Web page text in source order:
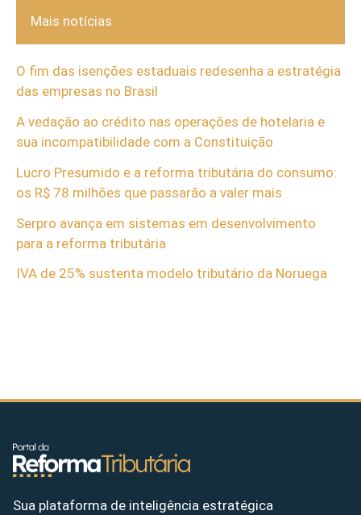
Mais notícias
O fim das isenções estaduais redesenha a estratégia
das empresas no Brasil
A vedação ao crédito nas operações de hotelaria e
sua incompatibilidade com a Constituição
Lucro Presumido e a reforma tributária do consumo:
os R$ 78 milhões que passarão a valer mais
Serpro avança em sistemas em desenvolvimento
para a reforma tributária
IVA de 25% sustenta modelo tributário da Noruega
Sua plataforma de inteligência estratégica